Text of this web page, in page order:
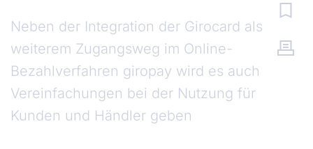
Neben der Integration der Girocard als
weiterem Zugangsweg im Online-
Bezahlverfahren giropay wird es auch
Vereinfachungen bei der Nutzung für
Kunden und Händler geben